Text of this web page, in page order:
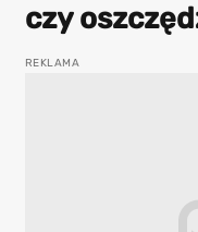
czy